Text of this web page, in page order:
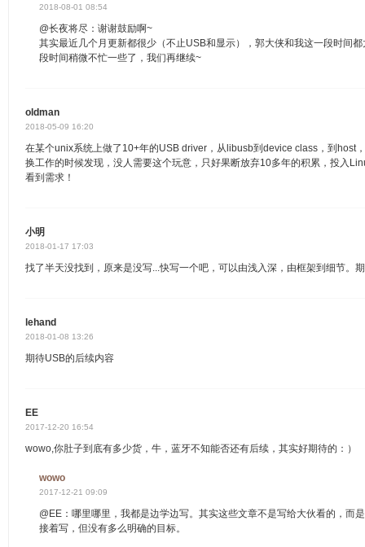
2018-08-01 08:54
@长夜将尽：谢谢鼓励啊~
其实最近几个月更新都很少（不止USB和显示），郭大侠和我这一段时间
段时间稍微不忙一些了，我们再继续~
oldman
2018-05-09 16:20
在某个unix系统上做了10+年的USB driver，从libusb到device class，到host
换工作的时候发现，没人需要这个玩意，只好果断放弃10多年的积累，投入
看到需求！
小明
2018-01-17 17:03
找了半天没找到，原来是没写...快写一个吧，可以由浅入深，由框架到细节。
lehand
2018-01-08 13:26
期待USB的后续内容
EE
2017-12-20 16:54
wowo,你肚子到底有多少货，牛，蓝牙不知能否还有后续，其实好期待的：）
wowo
2017-12-21 09:09
@EE：哪里哪里，我都是边学边写。其实这些文章不是写给大伙看的，而
接着写，但没有多么明确的目标。